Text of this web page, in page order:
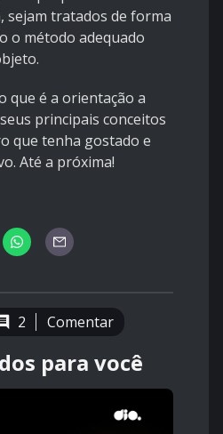
sejam tratados de forma
o método adequado
que é a orientação a
principais conceitos
que tenha gostado e
Até a próxima!
2 Comentar
para você